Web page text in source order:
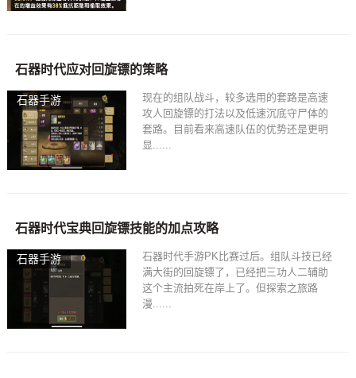
石器手游
石器时代应对回旋镖的策略
现在的组队战斗，较多选用的套路是高速
攻人回旋镖的打法以及低速沉底守尸体的
套路。目前看来高速队伍的优势还是更明
显......
石器手游
石器时代宝典回旋镖技能的加点攻略
石器时代手游PK比赛过后。组队斗技已经
满大街的回旋镖了，已经把三功人二辅助
这个主流拍死在岸上了。但探索之旅路
漫......